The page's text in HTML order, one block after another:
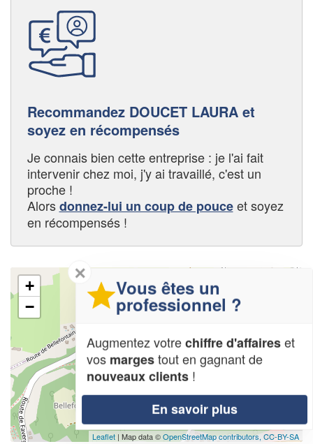
Recommandez DOUCET LAURA et
soyez en récompensés
Je connais bien cette entreprise : je l'ai fait
intervenir chez moi, j'y ai travaillé, c'est un
proche !
Alorsdonnez-lui un coup de pouceet soyez
en récompensés !
+
−
Leaflet | Map data ©OpenStreetMap contributors,CC-BY-SA
✕
Vous êtes un
professionnel ?
Augmentez votrechiffre d'affaireset
vos margestout en gagnant de
nouveaux clients !
En savoir plus